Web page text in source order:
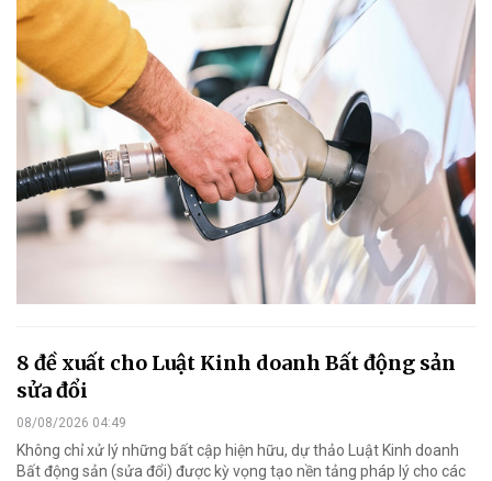
8 đề xuất cho Luật Kinh doanh Bất động sản
sửa đổi
08/08/2026 04:49
Không chỉ xử lý những bất cập hiện hữu, dự thảo Luật Kinh doanh
Bất động sản (sửa đổi) được kỳ vọng tạo nền tảng pháp lý cho các